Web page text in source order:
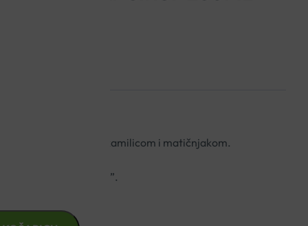
s islandskim lišajem, kamilicom i matičnjakom.
i “pušačkog kašlja”.